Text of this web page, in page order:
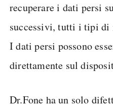
recuperare i dati persi
successivi, tutti i tipi di
I dati persi possono
direttamente sul
Dr.Fone ha un solo